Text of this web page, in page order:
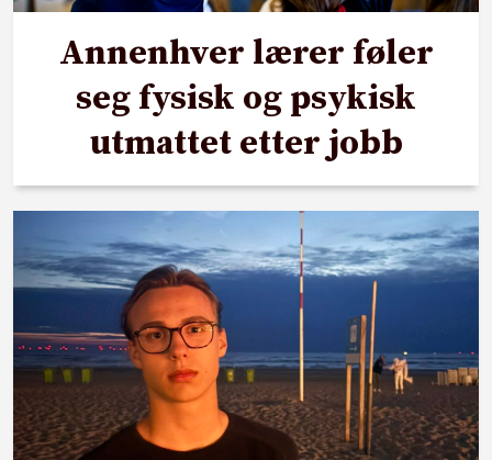
Annenhver lærer føler
seg fysisk og psykisk
utmattet etter jobb